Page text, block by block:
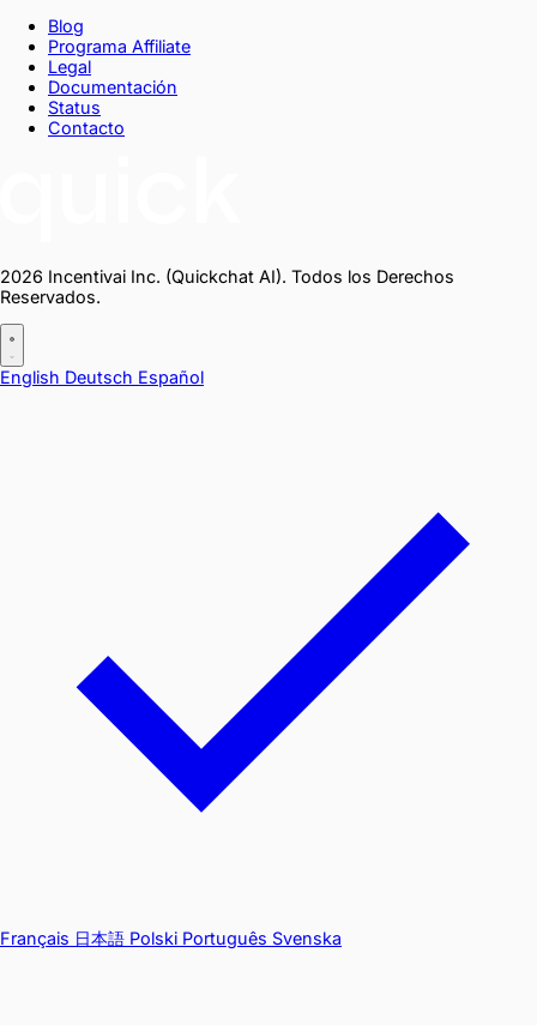
Blog
Programa Affiliate
Legal
Documentación
Status
Contacto
2026 Incentivai Inc. (Quickchat AI). Todos los Derechos
Reservados.
English Deutsch Español
Français 日本語 Polski Português Svenska